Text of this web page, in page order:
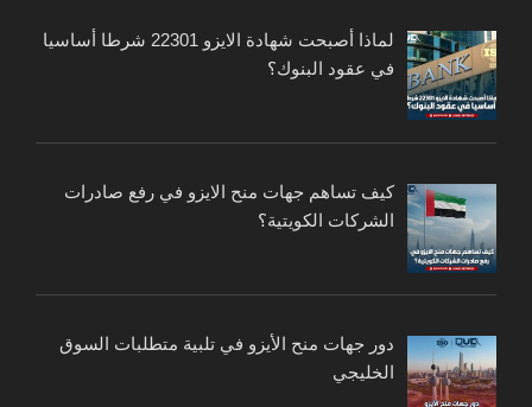
لماذا أصبحت شهادة الايزو 22301 شرطا أساسيا
في عقود البنوك؟
كيف تساهم جهات منح الايزو في رفع صادرات
الشركات الكويتية؟
دور جهات منح الأيزو في تلبية متطلبات السوق
الخليجي